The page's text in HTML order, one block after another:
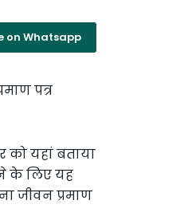
on Whatsapp
पत्र
को यहां बताया
के लिए यह
जीवन प्रमाण